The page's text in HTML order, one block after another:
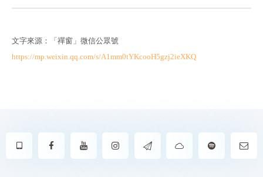
文字來源：「禪窗」微信公眾號
https://mp.weixin.qq.com/s/A1mm0tYKcooH5gzj2ieXKQ